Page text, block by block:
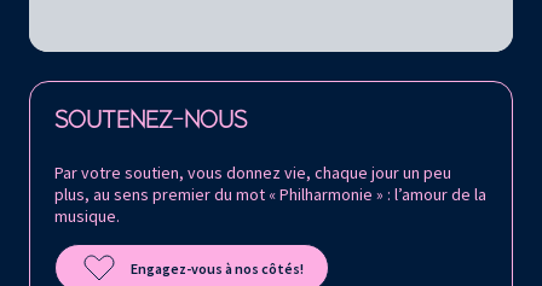
SOUTENEZ-NOUS
Par votre soutien, vous donnez vie, chaque jour un peu
plus, au sens premier du mot « Philharmonie » : l’amour de la
musique.
Engagez-vous à nos côtés!
Retrouvez la Philharmonie de Paris sur